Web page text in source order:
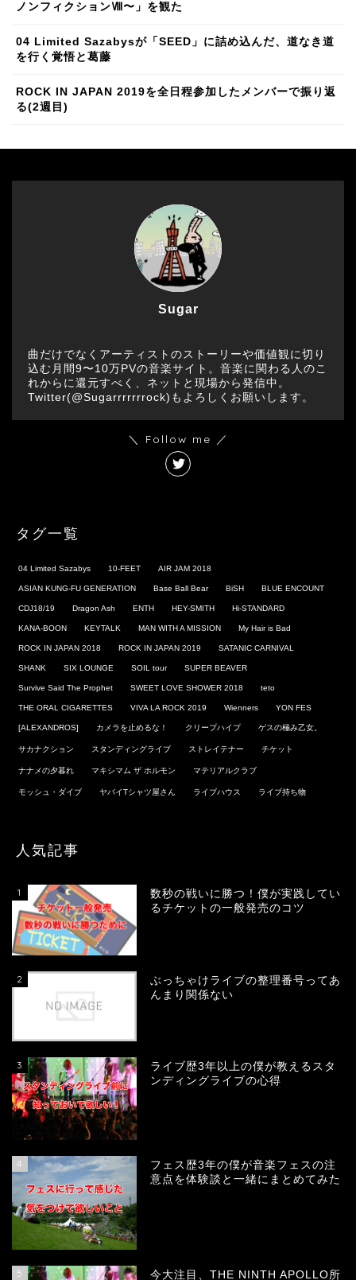
ノンフィクションⅧ〜」を観た
04 Limited Sazabysが「SEED」に詰め込んだ、道なき道
を行く覚悟と葛藤
ROCK IN JAPAN 2019を全日程参加したメンバーで振り返
る(2週目)
Sugar
曲だけでなくアーティストのストーリーや価値観に切り
込む月間9〜10万PVの音楽サイト。音楽に関わる人のこ
れからに還元すべく、ネットと現場から発信中。
Twitter(@Sugarrrrrrrock)もよろしくお願いします。
＼ Follow me ／
タグ一覧
04 Limited Sazabys 10-FEET AIR JAM 2018
ASIAN KUNG-FU GENERATION Base Ball Bear BiSH BLUE ENCOUNT
CDJ18/19 Dragon Ash ENTH HEY-SMITH Hi-STANDARD
KANA-BOON KEYTALK MAN WITH A MISSION My Hair is Bad
ROCK IN JAPAN 2018 ROCK IN JAPAN 2019 SATANIC CARNIVAL
SHANK SIX LOUNGE SOIL tour SUPER BEAVER
Survive Said The Prophet SWEET LOVE SHOWER 2018 teto
THE ORAL CIGARETTES VIVA LA ROCK 2019 Wienners YON FES
[ALEXANDROS] カメラを止めるな！ クリープハイプ ゲスの極み乙女。
サカナクション スタンディングライブ ストレイテナー チケット
ナナメの夕暮れ マキシマム ザ ホルモン マテリアルクラブ
モッシュ・ダイブ ヤバイTシャツ屋さん ライブハウス ライブ持ち物
人気記事
1
数秒の戦いに勝つ！僕が実践してい
るチケットの一般発売のコツ
2
ぶっちゃけライブの整理番号ってあ
んまり関係ない
3
ライブ歴3年以上の僕が教えるスタ
ンディングライブの心得
4
フェス歴3年の僕が音楽フェスの注
意点を体験談と一緒にまとめてみた
5 今大注目、THE NINTH APOLLO所